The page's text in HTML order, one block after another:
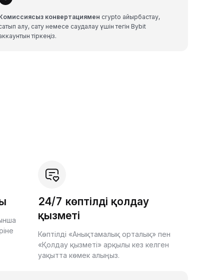
конвертациямен crypto айырбастау,
алу, сату немесе саудалау үшін тегін Bybit
тіркеңіз.
24/7 көптілді қолдау
қызметі
Көптілді «Анықтамалық орталық» пен
«Қолдау қызметі» арқылы кез келген
уақытта көмек алыңыз.